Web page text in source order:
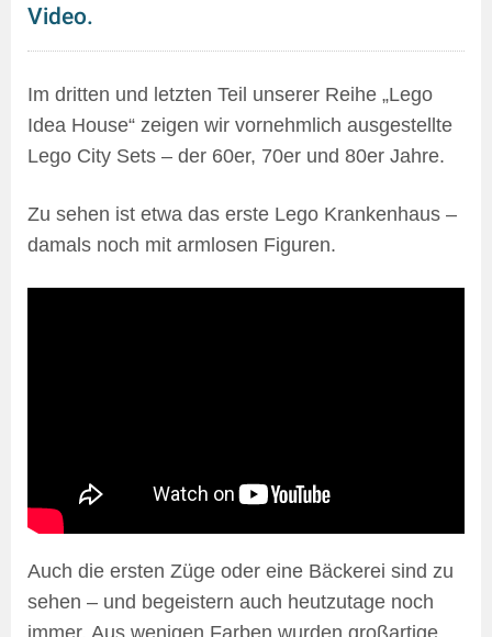
Video.
Im dritten und letzten Teil unserer Reihe „Lego
Idea House“ zeigen wir vornehmlich ausgestellte
Lego City Sets – der 60er, 70er und 80er Jahre.
Zu sehen ist etwa das erste Lego Krankenhaus –
damals noch mit armlosen Figuren.
Auch die ersten Züge oder eine Bäckerei sind zu
sehen – und begeistern auch heutzutage noch